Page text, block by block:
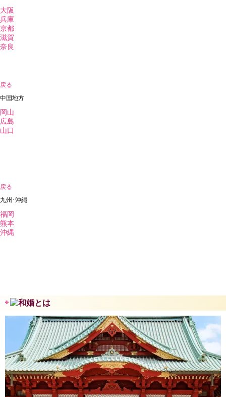
大阪
兵庫
京都
滋賀
奈良
戻る
中国地方
岡山
広島
山口
戻る
九州･沖縄
福岡
熊本
沖縄